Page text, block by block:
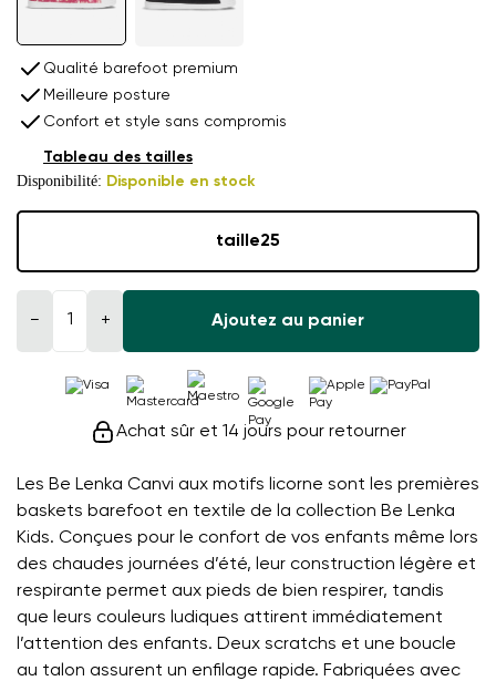
Les Be Lenka Canvi aux motifs licorne sont les premières
baskets barefoot en textile de la collection Be Lenka
Kids. Conçues pour le confort de vos enfants même lors
des chaudes journées d’été, leur construction légère et
respirante permet aux pieds de bien respirer, tandis
que leurs couleurs ludiques attirent immédiatement
l’attention des enfants. Deux scratchs et une boucle
au talon assurent un enfilage rapide. Fabriquées avec
Qualité barefoot premium
Meilleure posture
Confort et style sans compromis
Disponibilité: Disponible en stock
Tableau des tailles
taille25
− + Ajoutez au panier
Achat sûr et 14 jours pour retourner